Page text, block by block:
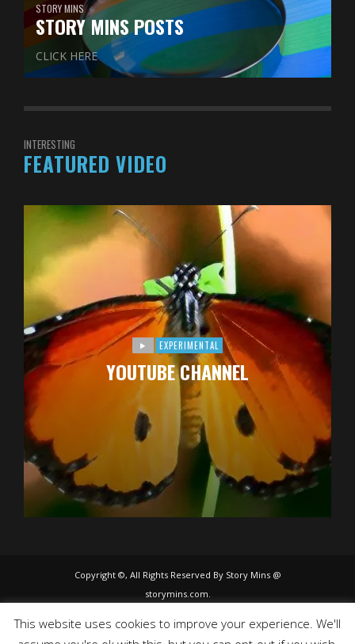
STORY MINS
STORY MINS POSTS
CLICK HERE
INTERESTING
FEATURED VIDEO
EXPERIMENTAL
YOUTUBE CHANNEL
Copyright ©, All Rights Reserved By Story Mins @
storymins.com.
This website uses cookies to improve your experience. We'll